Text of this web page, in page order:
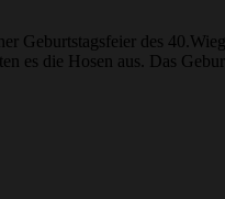
des
es die Hosen aus. Das